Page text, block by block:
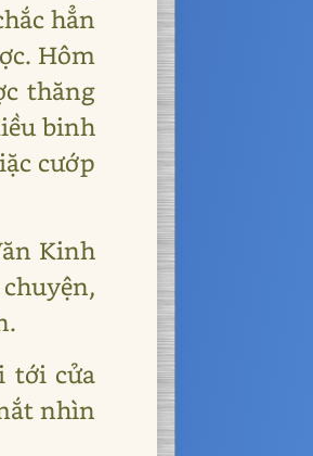
hẳn
Hôm
thăng
binh
cướp
Kinh
tới cửa
nhìn